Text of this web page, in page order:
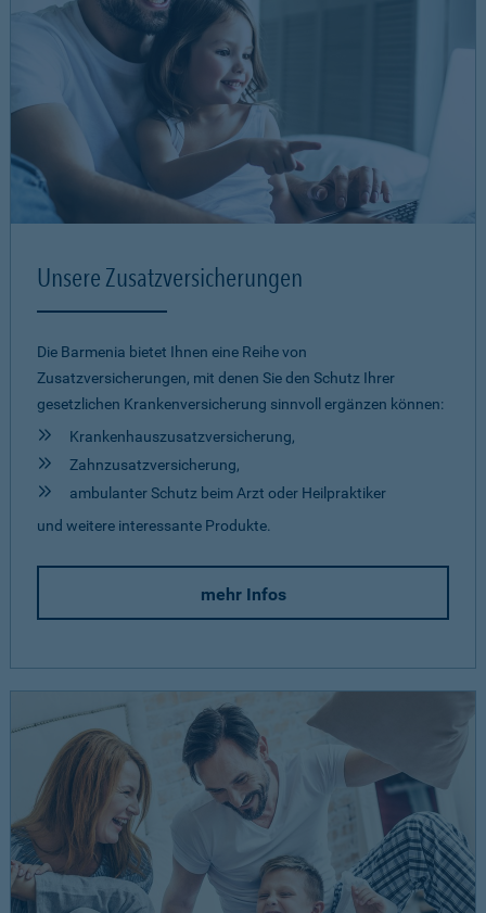
Unsere Zusatzversicherungen
Die Barmenia bietet Ihnen eine Reihe von
Zusatzversicherungen, mit denen Sie den Schutz Ihrer
gesetzlichen Krankenversicherung sinnvoll ergänzen können:
Krankenhauszusatzversicherung,
Zahnzusatzversicherung,
ambulanter Schutz beim Arzt oder Heilpraktiker
und weitere interessante Produkte.
mehr Infos